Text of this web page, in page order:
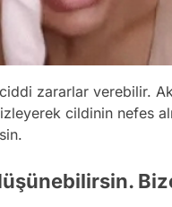
zararlar verebilir.
cildinin nefes